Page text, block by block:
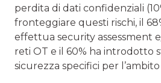
perdita di dati confidenziali
fronteggiare questi rischi, il
effettua security assessment
reti OT e il 60% ha introdotto
sicurezza specifici per